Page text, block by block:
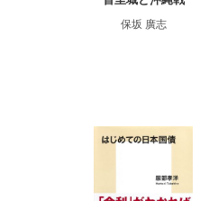
保坂 廣志